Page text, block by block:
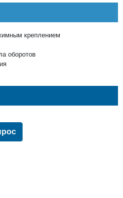
креплением
оборотов